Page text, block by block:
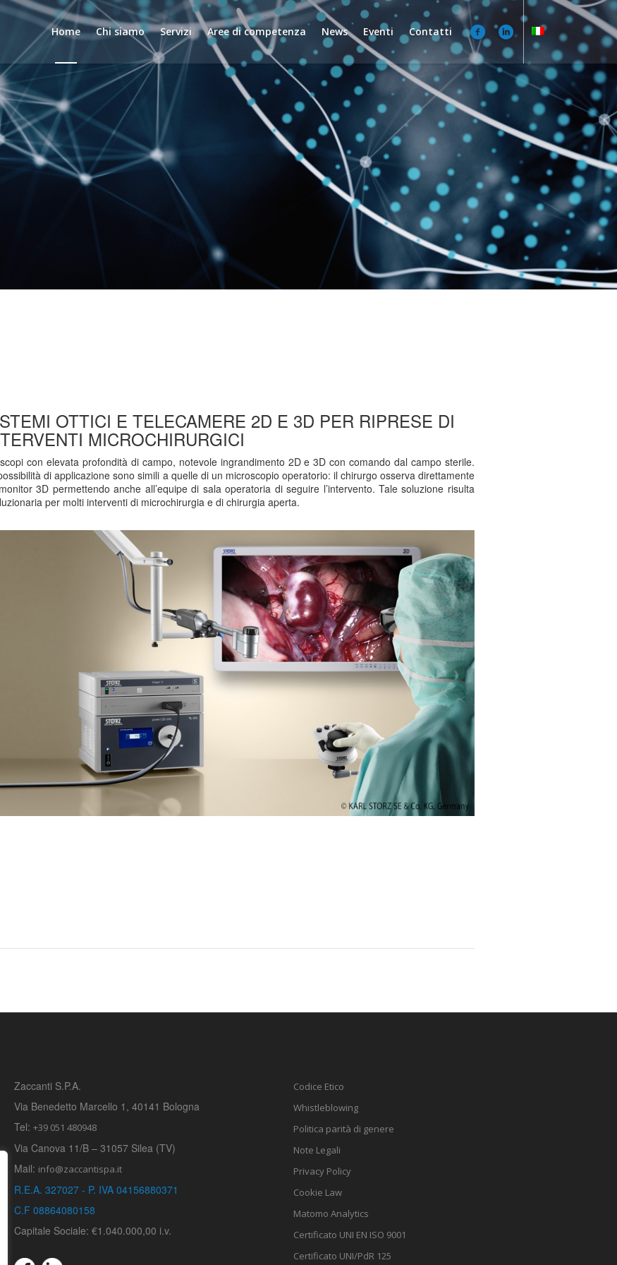
Home Chi siamo Servizi Aree di competenza News Eventi Contatti
OTTICI E TELECAMERE 2D E 3D PER RIPRESE DI
MICROCHIRURGICI
con elevata profondità di campo, notevole ingrandimento 2D e 3D con comando dal campo sterile.
di applicazione sono simili a quelle di un microscopio operatorio: il chirurgo osserva direttamente
3D permettendo anche all’equipe di sala operatoria di seguire l’intervento. Tale soluzione risulta
per molti interventi di microchirurgia e di chirurgia aperta.
Zaccanti S.P.A.
Via Benedetto Marcello 1, 40141 Bologna
Tel: +39 051 480948
Via Canova 11/B – 31057 Silea (TV)
Mail: info@zaccantispa.it
R.E.A. 327027 - P. IVA 04156880371
C.F 08864080158
Capitale Sociale: €1.040.000,00 i.v.
Codice Etico
Whistleblowing
Politica parità di genere
Note Legali
Privacy Policy
Cookie Law
Matomo Analytics
Certificato UNI EN ISO 9001
Certificato UNI/PdR 125